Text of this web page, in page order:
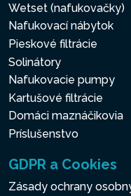
Wetset (nafukovačky)
Nafukovací nábytok
Pieskové filtrácie
Solinátory
Nafukovacie pumpy
Kartušové filtrácie
Domáci maznáčikovia
Príslušenstvo
GDPR a Cookies
Zásady ochrany